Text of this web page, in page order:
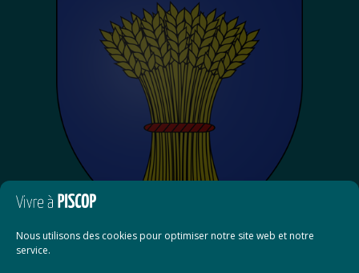
Nous utilisons des cookies pour optimiser notre site web et notre
service.